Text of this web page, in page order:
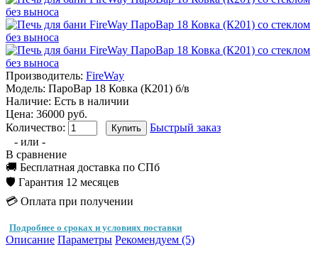
Производитель: FireWay
Модель: ПароВар 18 Ковка (К201) б/в
Наличие: Есть в наличии
Цена: 36000 руб.
Количество:
Быстрый заказ
- или -
В сравнение
🚚 Бесплатная доставка по СПб
🛡️ Гарантия 12 месяцев
💳 Оплата при получении
Подробнее о сроках и условиях поставки
Описание Параметры Рекомендуем (5)